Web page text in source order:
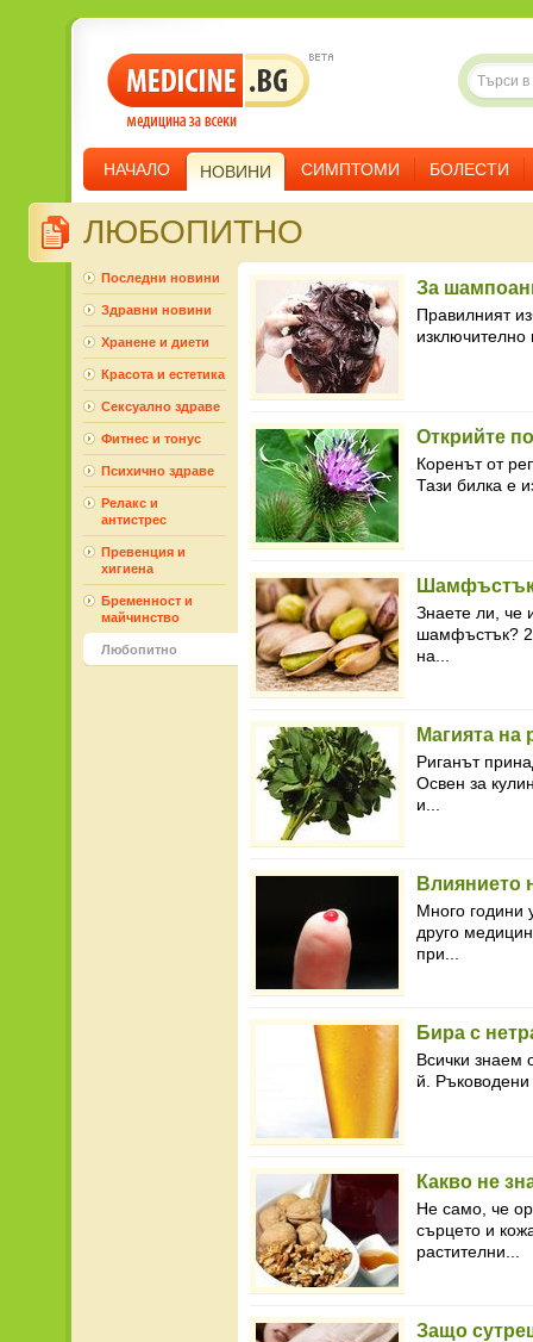
НАЧАЛО НОВИНИ СИМПТОМИ БОЛЕСТИ
ЛЮБОПИТНО
За
Правилният
изключително
Открийте
Коренът от
Тази билка е
Знаете ли, че
шамфъстък?
на...
Магията на
Риганът
Освен за
и...
Влиянието
Много години
друго
при...
Бира с
Всички знаем
й. Ръководени
Какво не
Не само, че
сърцето и
растителни...
Защо
Последни новини
Здравни новини
Хранене и диети
Красота и естетика
Сексуално здраве
Фитнес и тонус
Психично здраве
Релакс и
антистрес
Превенция и
хигиена
Бременност и
майчинство
Любопитно